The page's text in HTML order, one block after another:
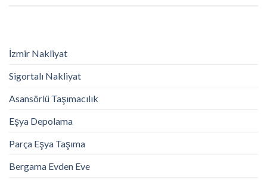
İzmir Nakliyat
Sigortalı Nakliyat
Asansörlü Taşımacılık
Eşya Depolama
Parça Eşya Taşıma
Bergama Evden Eve